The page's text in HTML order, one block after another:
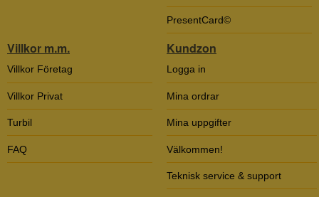
PresentCard©
Villkor m.m.
Villkor Företag
Villkor Privat
Turbil
FAQ
Kundzon
Logga in
Mina ordrar
Mina uppgifter
Välkommen!
Teknisk service & support